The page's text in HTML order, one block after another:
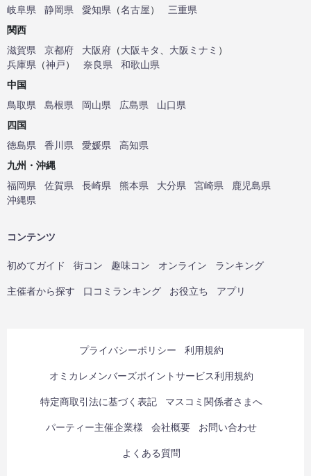
岐阜県
静岡県 愛知県 （名古屋）
三重県
関西
滋賀県
京都府 大阪府 （大阪キタ 大阪ミナミ ）
兵庫県 （神戸） 奈良県
和歌山県
中国
鳥取県
島根県 岡山県 広島県
山口県
四国
徳島県
香川県 愛媛県
高知県
九州・沖縄
福岡県
佐賀県 長崎県 熊本県 大分県 宮崎県
鹿児島県
沖縄県
コンテンツ
初めてガイド 街コン 趣味コン オンライン ランキング
主催者から探す 口コミランキング お役立ち アプリ
プライバシーポリシー 利用規約
オミカレメンバーズポイントサービス利用規約
特定商取引法に基づく表記 マスコミ関係者さまへ
パーティー主催企業様 会社概要 お問い合わせ
よくある質問